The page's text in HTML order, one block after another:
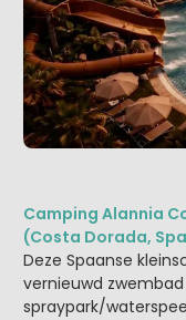
Camping Alannia
(Costa Dorada,
Deze Spaanse
vernieuwd
spraypark/